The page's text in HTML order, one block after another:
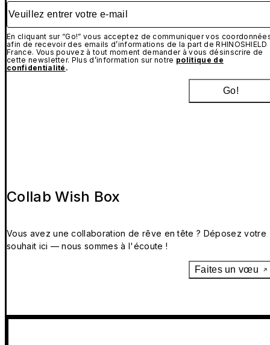
Veuillez entrer votre e-mail
En cliquant sur “Go!” vous acceptez de communiquer vos
afin de recevoir des emails d’informations de la part de RHINOSHIELD
France. Vous pouvez à tout moment demander à vous désinscrire de
cette newsletter. Plus d’information sur notre politique de
confidentialité .
Go!
Collab Wish Box
Vous avez une collaboration de rêve en tête ? Déposez votre
souhait ici — nous sommes à l'écoute !
Faites un vœu